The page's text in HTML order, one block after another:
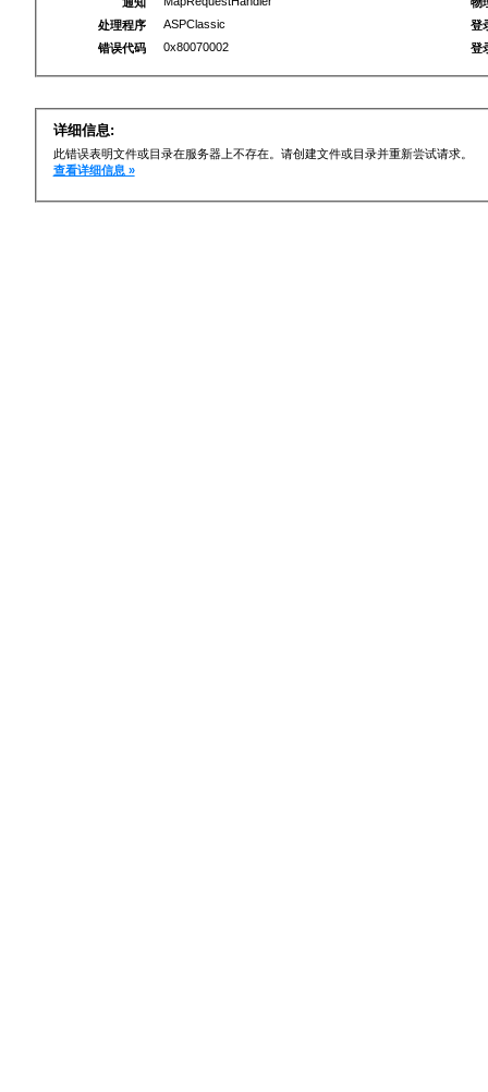
处理程序
ASPClassic
错误代码
0x80070002
登
登
详细信息:
此错误表明文件或目录在服务器上不存在。请创建文件或目录并重新尝试请求。
查看详细信息 »